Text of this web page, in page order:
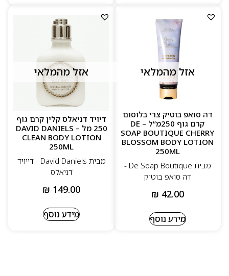
אזל מהמלאי
דה סואפ בוטיק צרי בלוסום
קרם גוף 250מ”ל – DE
SOAP BOUTIQUE CHERRY
BLOSSOM BODY LOTION
250ML
מבית De Soap Boutique -
דה סואפ בוטיק
₪ 42.00
מידע נוסף
אזל מהמלאי
דיויד דניאלס קלין קרם גוף
250 מל – DAVID DANIELS
CLEAN BODY LOTION
250ML
מבית David Daniels - דייויד
דניאלס
₪ 149.00
מידע נוסף